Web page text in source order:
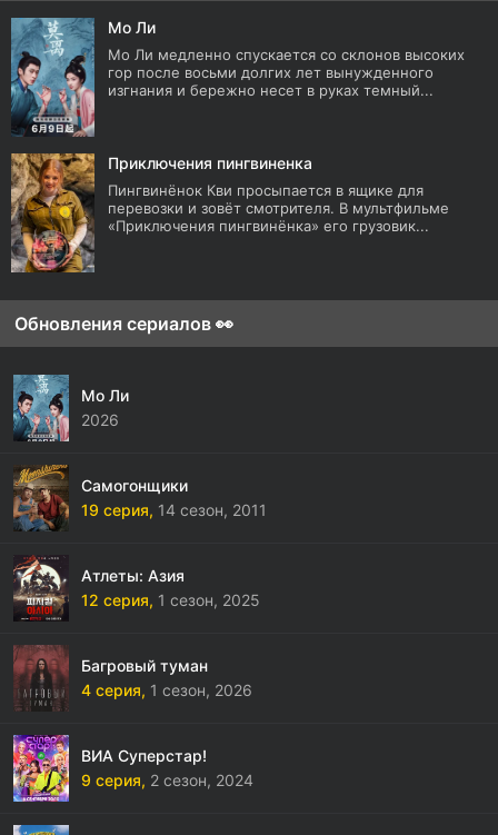
Мо Ли
Мо Ли медленно спускается со склонов высоких
гор после восьми долгих лет вынужденного
изгнания и бережно несет в руках темный...
Приключения пингвиненка
Пингвинёнок Кви просыпается в ящике для
перевозки и зовёт смотрителя. В мультфильме
«Приключения пингвинёнка» его грузовик...
Обновления сериалов 👀
Мо Ли
2026
Самогонщики
19 серия, 14 сезон, 2011
Атлеты: Азия
12 серия, 1 сезон, 2025
Багровый туман
4 серия, 1 сезон, 2026
ВИА Суперстар!
9 серия, 2 сезон, 2024